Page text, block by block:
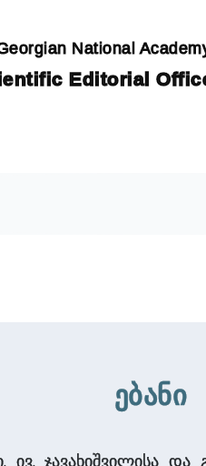
National
Editorial
ებანი
ივ. ჯავახიშვილისა